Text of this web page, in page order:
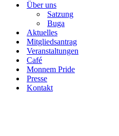
Über uns
Satzung
Buga
Aktuelles
Mitgliedsantrag
Veranstaltungen
Café
Monnem Pride
Presse
Kontakt